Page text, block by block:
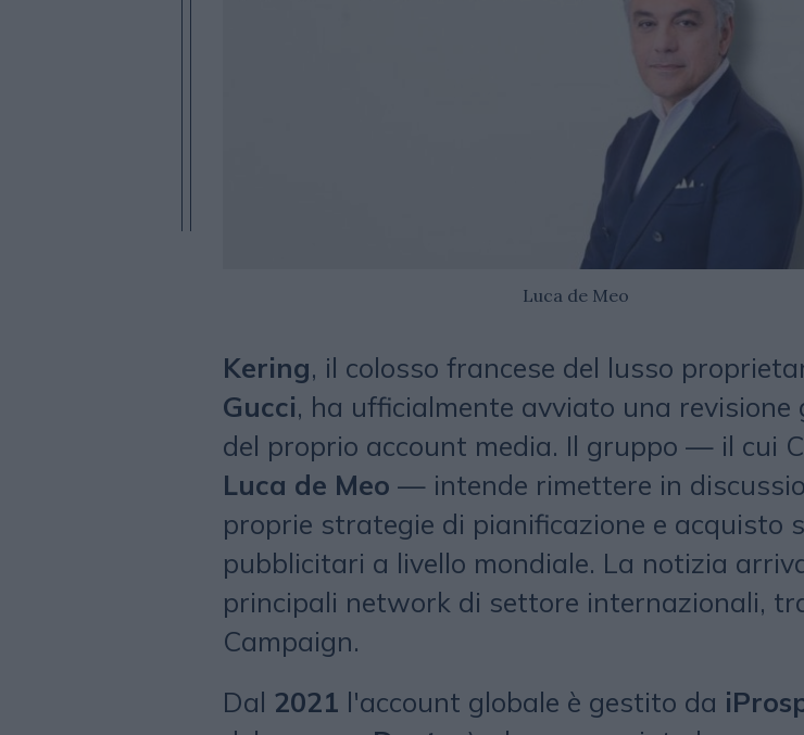
Luca de Meo
Kering, il colosso francese del lusso
Gucci, ha ufficialmente avviato una revisione
del proprio account media. Il gruppo — il cui
Luca de Meo — intende rimettere in
proprie strategie di pianificazione e acquisto
pubblicitari a livello mondiale. La notizia
principali network di settore internazionali,
Campaign.
Dal 2021 l'account globale è gestito da